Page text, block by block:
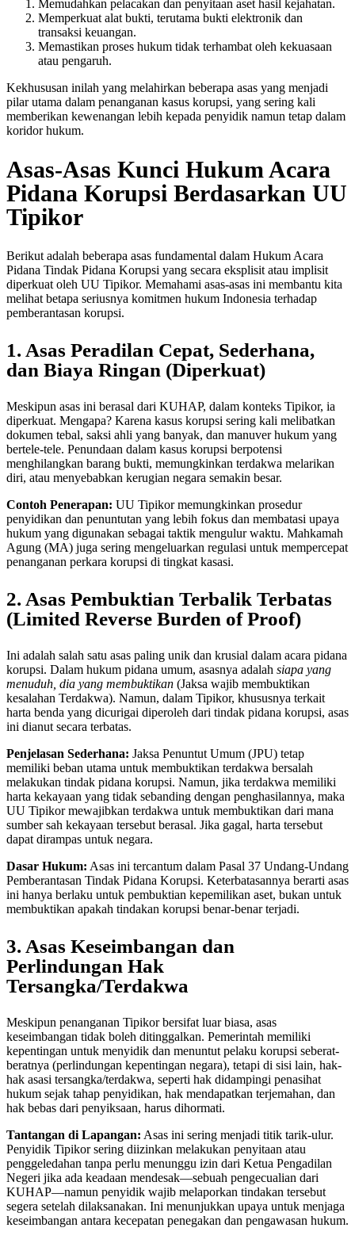
Memudahkan pelacakan dan penyitaan aset hasil kejahatan.
Memperkuat alat bukti, terutama bukti elektronik dan
transaksi keuangan.
Memastikan proses hukum tidak terhambat oleh kekuasaan
atau pengaruh.
Kekhususan inilah yang melahirkan beberapa asas yang menjadi
pilar utama dalam penanganan kasus korupsi, yang sering kali
memberikan kewenangan lebih kepada penyidik namun tetap dalam
koridor hukum.
Asas-Asas Kunci Hukum Acara
Pidana Korupsi Berdasarkan UU
Tipikor
Berikut adalah beberapa asas fundamental dalam Hukum Acara
Pidana Tindak Pidana Korupsi yang secara eksplisit atau implisit
diperkuat oleh UU Tipikor. Memahami asas-asas ini membantu kita
melihat betapa seriusnya komitmen hukum Indonesia terhadap
pemberantasan korupsi.
1. Asas Peradilan Cepat, Sederhana,
dan Biaya Ringan (Diperkuat)
Meskipun asas ini berasal dari KUHAP, dalam konteks Tipikor, ia
diperkuat. Mengapa? Karena kasus korupsi sering kali melibatkan
dokumen tebal, saksi ahli yang banyak, dan manuver hukum yang
bertele-tele. Penundaan dalam kasus korupsi berpotensi
menghilangkan barang bukti, memungkinkan terdakwa melarikan
diri, atau menyebabkan kerugian negara semakin besar.
Contoh Penerapan: UU Tipikor memungkinkan prosedur
penyidikan dan penuntutan yang lebih fokus dan membatasi upaya
hukum yang digunakan sebagai taktik mengulur waktu. Mahkamah
Agung (MA) juga sering mengeluarkan regulasi untuk mempercepat
penanganan perkara korupsi di tingkat kasasi.
2. Asas Pembuktian Terbalik Terbatas
(Limited Reverse Burden of Proof)
Ini adalah salah satu asas paling unik dan krusial dalam acara pidana
korupsi. Dalam hukum pidana umum, asasnya adalah siapa yang
menuduh, dia yang membuktikan (Jaksa wajib membuktikan
kesalahan Terdakwa). Namun, dalam Tipikor, khususnya terkait
harta benda yang dicurigai diperoleh dari tindak pidana korupsi, asas
ini dianut secara terbatas.
Penjelasan Sederhana: Jaksa Penuntut Umum (JPU) tetap
memiliki beban utama untuk membuktikan terdakwa bersalah
melakukan tindak pidana korupsi. Namun, jika terdakwa memiliki
harta kekayaan yang tidak sebanding dengan penghasilannya, maka
UU Tipikor mewajibkan terdakwa untuk membuktikan dari mana
sumber sah kekayaan tersebut berasal. Jika gagal, harta tersebut
dapat dirampas untuk negara.
Dasar Hukum: Asas ini tercantum dalam Pasal 37 Undang-Undang
Pemberantasan Tindak Pidana Korupsi. Keterbatasannya berarti asas
ini hanya berlaku untuk pembuktian kepemilikan aset, bukan untuk
membuktikan apakah tindakan korupsi benar-benar terjadi.
3. Asas Keseimbangan dan
Perlindungan Hak
Tersangka/Terdakwa
Meskipun penanganan Tipikor bersifat luar biasa, asas
keseimbangan tidak boleh ditinggalkan. Pemerintah memiliki
kepentingan untuk menyidik dan menuntut pelaku korupsi seberat-
beratnya (perlindungan kepentingan negara), tetapi di sisi lain, hak-
hak asasi tersangka/terdakwa, seperti hak didampingi penasihat
hukum sejak tahap penyidikan, hak mendapatkan terjemahan, dan
hak bebas dari penyiksaan, harus dihormati.
Tantangan di Lapangan: Asas ini sering menjadi titik tarik-ulur.
Penyidik Tipikor sering diizinkan melakukan penyitaan atau
penggeledahan tanpa perlu menunggu izin dari Ketua Pengadilan
Negeri jika ada keadaan mendesak—sebuah pengecualian dari
KUHAP—namun penyidik wajib melaporkan tindakan tersebut
segera setelah dilaksanakan. Ini menunjukkan upaya untuk menjaga
keseimbangan antara kecepatan penegakan dan pengawasan hukum.